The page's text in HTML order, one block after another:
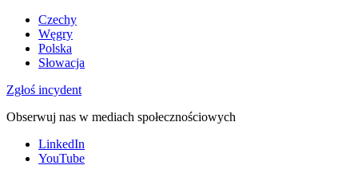
Czechy
Węgry
Polska
Słowacja
Zgłoś incydent
Obserwuj nas w mediach społecznościowych
LinkedIn
YouTube